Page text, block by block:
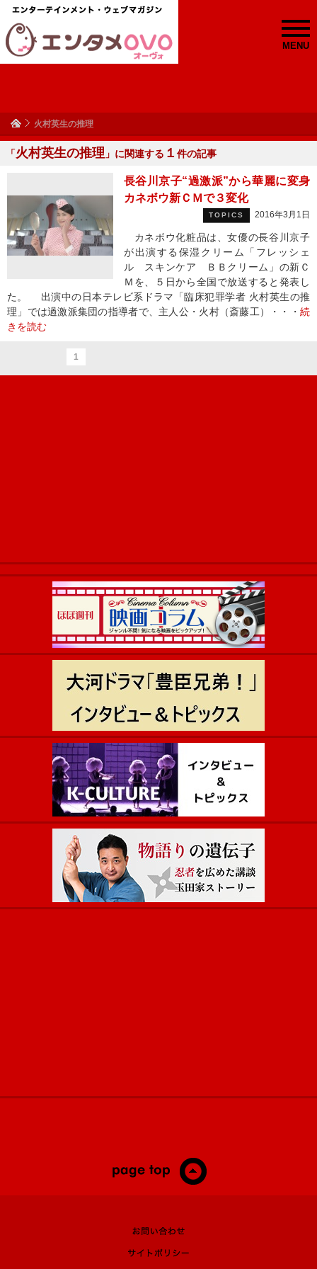
MENU
火村英生の推理
「火村英生の推理 」に関連する １ 件の記事
長谷川京子“過激派”から華麗に変身
カネボウ新ＣＭで３変化
TOPICS 2016年3月1日
カネボウ化粧品は、女優の長谷川京子
が出演する保湿クリーム「フレッシェ
ル スキンケア ＢＢクリーム」の新Ｃ
Ｍを、５日から全国で放送すると発表し
た。 出演中の日本テレビ系ドラマ「臨床犯罪学者 火村英生の推
理」では過激派集団の指導者で、主人公・火村（斎藤工）・・・ 続
きを読む
1